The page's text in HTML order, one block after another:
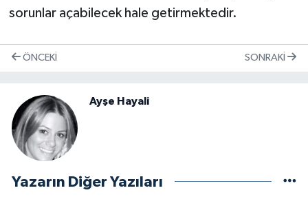
sorunlar açabilecek hale getirmektedir.
ÖNCEKI SONRAKI
Ayşe Hayali
Yazarın Diğer Yazıları